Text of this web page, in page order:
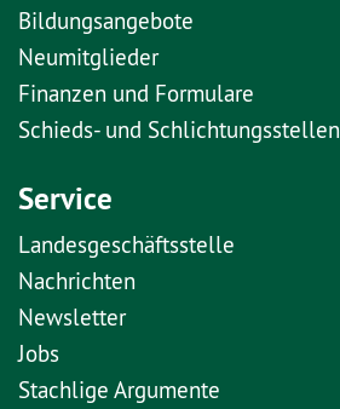
Bildungsangebote
Neumitglieder
Finanzen und Formulare
Schieds- und Schlichtungsstellen
Service
Landesgeschäftsstelle
Nachrichten
Newsletter
Jobs
Stachlige Argumente